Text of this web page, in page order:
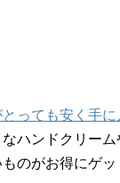
っても安く手に
ハンドクリー
のがお得にゲッ